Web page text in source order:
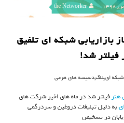
the Networker
شبکه ای تلفیق
فیلتر شد!
شبکه ای,بلاگ,دسیسه های هرمی
هنر فیلتر شد در ماه های اخیر شرکت های
به دلیل تبلیغات دروغین و سردرگمی
در تشخیص